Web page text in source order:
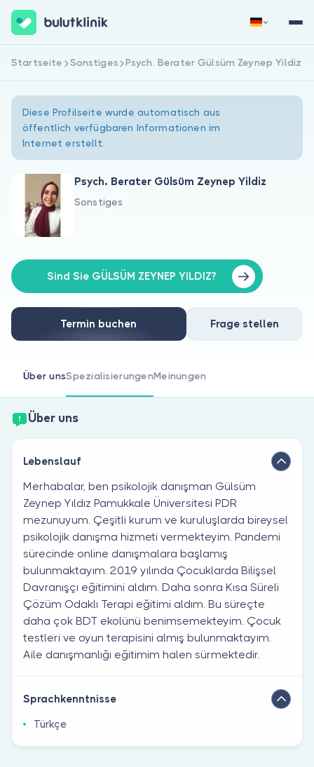
Über uns
Für Patienten
Für Ärzte
Jetzt registrieren Anmelden
Startseite Sonstiges Psych. Berater Gülsüm Zeynep Yildiz
Diese Profilseite wurde automatisch aus
öffentlich verfügbaren Informationen im
Internet erstellt.
Psych. Berater Gülsüm Zeynep Yildiz
Sonstiges
Sind Sie GÜLSÜM ZEYNEP YILDIZ?
Termin buchen Frage stellen
Über unsSpezialisierungenMeinungen
Über uns
Lebenslauf
Merhabalar, ben psikolojik danışman Gülsüm
Zeynep Yıldız Pamukkale Üniversitesi PDR
mezunuyum. Çeşitli kurum ve kuruluşlarda bireysel
psikolojik danışma hizmeti vermekteyim. Pandemi
sürecinde online danışmalara başlamış
bulunmaktayım. 2019 yılında Çocuklarda Bilişsel
Davranışçı eğitimini aldım. Daha sonra Kısa Süreli
Çözüm Odaklı Terapi eğitimi aldım. Bu süreçte
daha çok BDT ekolünü benimsemekteyim. Çocuk
testleri ve oyun terapisini almış bulunmaktayım.
Aile danışmanlığı eğitimim halen sürmektedir.
Sprachkenntnisse
Türkçe